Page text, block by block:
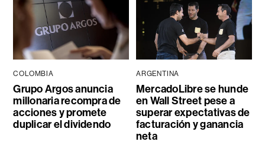
COLOMBIA
Grupo Argos anuncia
millonaria recompra de
acciones y promete
duplicar el dividendo
ARGENTINA
MercadoLibre se hunde
en Wall Street pese a
superar expectativas de
facturación y ganancia
neta